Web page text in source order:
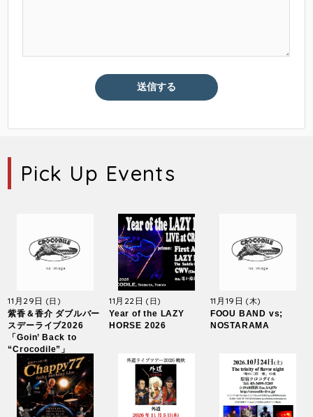
Pick Up Events
11月29日 (日)
紫香＆香介 ダブルバー
スデーライブ2026
「Goin’ Back to
“Crocodile”」
11月22日(日)
Year of the LAZY
HORSE 2026
11月19日 (木)
FOOU BAND vs;
NOSTARAMA